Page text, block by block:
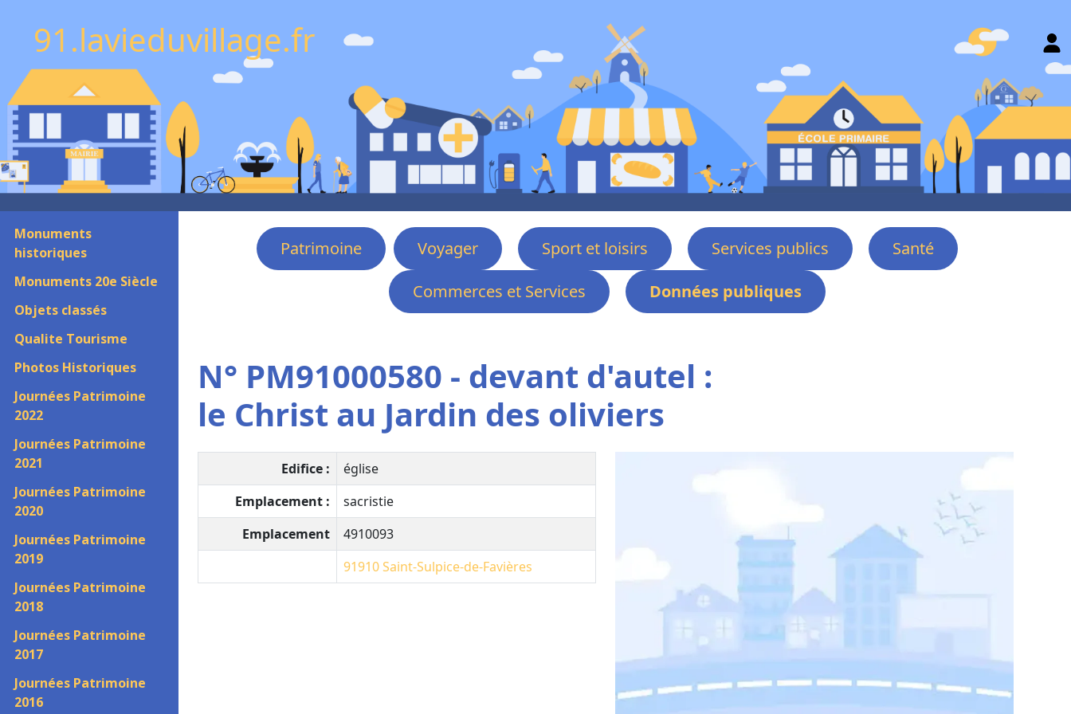
91.lavieduvillage.fr
Monuments
historiques
Monuments 20e Siècle
Objets classés
Qualite Tourisme
Photos Historiques
Journées Patrimoine
2022
Journées Patrimoine
2021
Journées Patrimoine
2020
Journées Patrimoine
2019
Journées Patrimoine
2018
Journées Patrimoine
2017
Journées Patrimoine
2016
Patrimoine Voyager Sport et loisirs Services publics
Santé
Commerces et Services
Données publiques
N° PM91000580 - devant d'autel :
le Christ au Jardin des oliviers
Edifice :
église
Emplacement :
sacristie
Emplacement
4910093
91910Saint-Sulpice-de-Favières